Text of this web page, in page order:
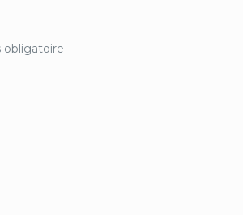
obligatoire